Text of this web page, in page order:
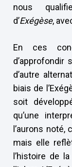
nous
d’Exégèse,
En ces
d’approfondir
d’autre
biais de
soit
qu’une
l’aurons noté,
mais elle
l’histoire de